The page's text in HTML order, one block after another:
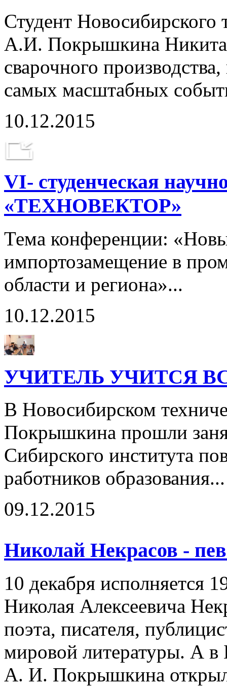
Студент Новосибирского
А.И. Покрышкина
сварочного
самых масштабных
10.12.2015
VI- студенческая
«ТЕХНОВЕКТОР»
Тема конференции:
импортозамещение в
области и региона»...
10.12.2015
УЧИТЕЛЬ УЧИТСЯ
В Новосибирском
Покрышкина прошли
Сибирского института
работников
09.12.2015
Николай Некрасов -
10 декабря исполняется
Николая Алексеевича
поэта, писателя,
мировой литературы. А
А. И. Покрышкина